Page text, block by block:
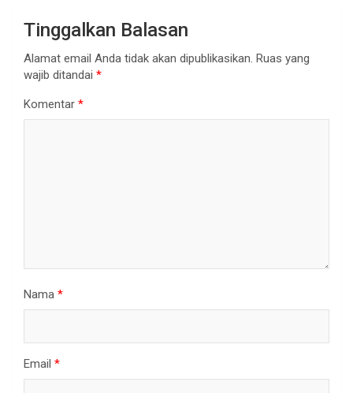
Tinggalkan Balasan
Alamat email Anda tidak akan dipublikasikan. Ruas yang
wajib ditandai *
Komentar *
Nama *
Email *